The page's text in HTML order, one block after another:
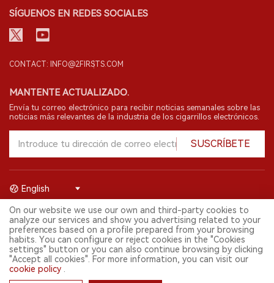
SÍGUENOS EN REDES SOCIALES
CONTACT: INFO@2FIRSTS.COM
MANTENTE ACTUALIZADO.
Envía tu correo electrónico para recibir noticias semanales sobre las
noticias más relevantes de la industria de los cigarrillos electrónicos.
SUSCRÍBETE
© 2026 Shenzhen 2FIRSTS Technology Co.,Ltd. Todos los derechos
reservados.
2FIRSTS solo es accesible para profesionales de la industria,
investigadores, medios y otros profesionales. El acceso por menores
está prohibido.
Este sitio web presta servicios a usuarios fuera del territorio chino
continental. Para usuarios en la China continental, por favor
English
On our website we use our own and third-party cookies to
analyze our services and show you advertising related to your
preferences based on a profile prepared from your browsing
habits. You can configure or reject cookies in the "Cookies
settings" button or you can also continue browsing by clicking
"Accept all cookies". For more information, you can visit our
cookie policy